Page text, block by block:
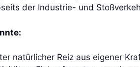
der Industrie- und
natürlicher Reiz aus eigener